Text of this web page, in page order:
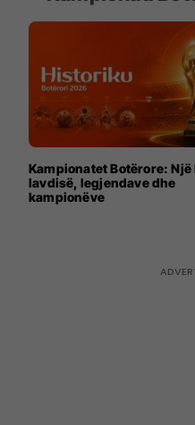
Kampionatet Botërore:
lavdisë, legjendave dhe
kampionëve